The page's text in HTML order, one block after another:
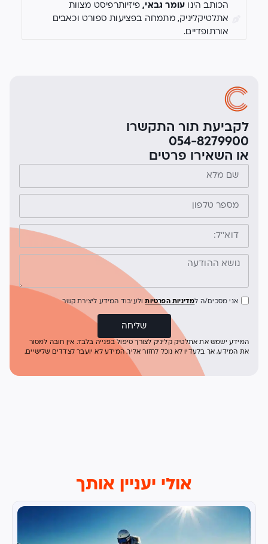
הכותב הינו עומר גבאי,פיזיותרפיסט מצוות
אתלטיקליניק, מתמחה בפציעות ספורט וכאבים
אורתופדיים.
לקביעת תור התקשרו
054-8279900
או השאירו פרטים
אני מסכים/ה למדיניות הפרטיותולעיבוד המידע ליצירת קשר
שליחה
המידע ישמש את אתלטיק קליניק לצורך טיפול בפנייה בלבד. אין חובה למסור
את המידע, אך בלעדיו לא נוכל לחזור אליך. המידע לא יועבר לצדדים שלישיים.
אולי יעניין אותך